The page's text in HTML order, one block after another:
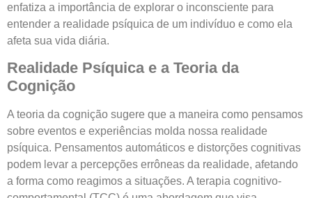
enfatiza a importância de explorar o inconsciente para
entender a realidade psíquica de um indivíduo e como ela
afeta sua vida diária.
Realidade Psíquica e a Teoria da
Cognição
A teoria da cognição sugere que a maneira como pensamos
sobre eventos e experiências molda nossa realidade
psíquica. Pensamentos automáticos e distorções cognitivas
podem levar a percepções errôneas da realidade, afetando
a forma como reagimos a situações. A terapia cognitivo-